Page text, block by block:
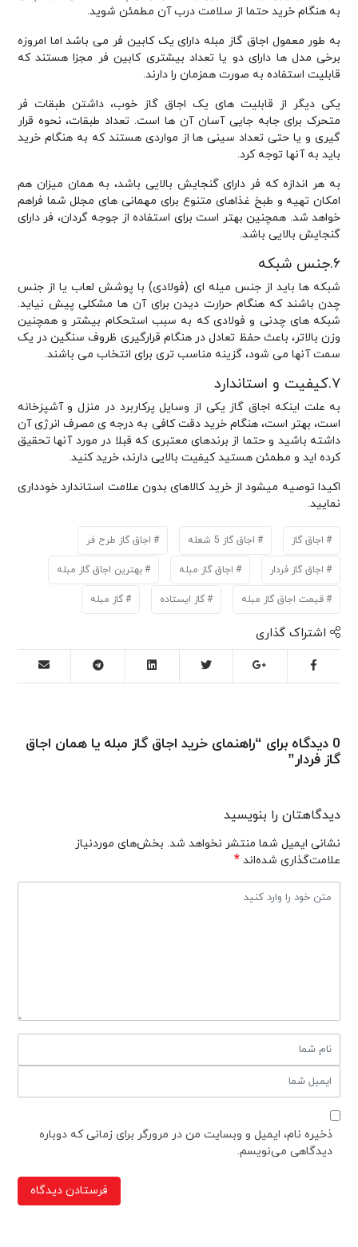
به هنگام خرید حتما از سلامت درب آن مطمئن شوید.
به طور معمول اجاق گاز مبله دارای یک کابین فر می باشد اما امروزه
برخی مدل ها دارای دو یا تعداد بیشتری کابین فر مجزا هستند که
قابلیت استفاده به صورت همزمان را دارند.
یکی دیگر از قابلیت های یک اجاق گاز خوب، داشتن طبقات فر
متحرک برای جابه جایی آسان آن ها است. تعداد طبقات، نحوه قرار
گیری و یا حتی تعداد سینی ها از مواردی هستند که به هنگام خرید
باید به آنها توجه کرد.
به هر اندازه که فر دارای گنجایش بالایی باشد، به همان میزان هم
امکان تهیه و طبخ غذاهای متنوع برای مهمانی های مجلل شما فراهم
خواهد شد. همچنین بهتر است برای استفاده از جوجه گردان، فر دارای
گنجایش بالایی باشد.
۶.جنس شبکه
شبکه ها باید از جنس میله ای (فولادی) با پوشش لعاب یا از جنس
چدن باشند که هنگام حرارت دیدن برای آن ها مشکلی پیش نیاید.
شبکه های چدنی و فولادی که به سبب استحکام بیشتر و همچنین
وزن بالاتر، باعث حفظ تعادل در هنگام قرارگیری ظروف سنگین در یک
سمت آنها می شود، گزینه مناسب تری برای انتخاب می باشند.
۷.کیفیت و استاندارد
به علت اینکه اجاق گاز یکی از وسایل پرکاربرد در منزل و آشپزخانه
است، بهتر است، هنگام خرید دقت کافی به درجه ی مصرف انرژی آن
داشته باشید و حتما از برندهای معتبری که قبلا در مورد آنها تحقیق
کرده اید و مطمئن هستید کیفیت بالایی دارند، خرید کنید.
اکیدا توصیه میشود از خرید کالاهای بدون علامت استاندارد خودداری
نمایید.
اجاق گاز اجاق گاز 5 شعله اجاق گاز طرح فر
اجاق گاز فردار اجاق گاز مبله بهترین اجاق گاز مبله
قیمت اجاق گاز مبله گاز ایستاده گاز مبله
اشتراک گذاری
0 دیدگاه برای “راهنمای خرید اجاق گاز مبله یا همان اجاق
گاز فردار”
دیدگاهتان را بنویسید
نشانی ایمیل شما منتشر نخواهد شد. بخش‌های موردنیاز
علامت‌گذاری شده‌اند *
ذخیره نام، ایمیل و وبسایت من در مرورگر برای زمانی که دوباره
دیدگاهی می‌نویسم.